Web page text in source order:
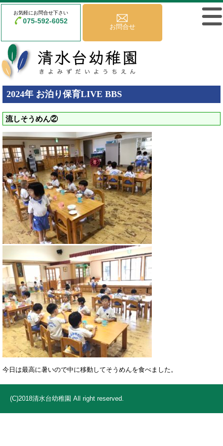
お気軽にお問合せ下さい
075-592-6052
お問合せ
2024年 お泊り保育LIVE BBS
流しそうめん②
今日は最高に暑いので中に移動してそうめんを食べました。
(C)2018清水台幼稚園 All right reserved.